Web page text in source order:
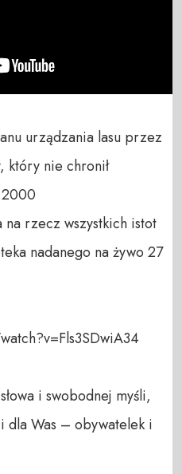
urządzania lasu przez
który nie chronił
rzecz wszystkich istot
nadanego na żywo 27
i swobodnej myśli,
dla Was – obywatelek i